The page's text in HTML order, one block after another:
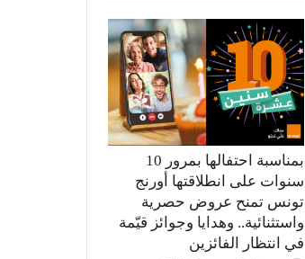
بمناسبة احتفالها بمرور 10
سنوات على انطلاقتها أورنج
تونس تمنح عروض حصرية
واستثنائية.. وهدايا وجوائز قيّمة
في انتظار الفائزين